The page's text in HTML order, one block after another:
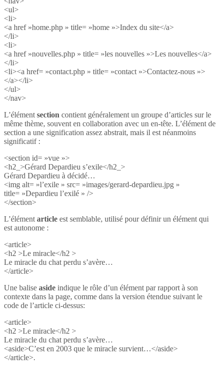
<ul>
<li>
<a href »home.php » title= »home »>Index du site</a>
</li>
<li>
<a href »nouvelles.php » title= »les nouvelles »>Les nouvelles</a>
</li>
<li><a href= »contact.php » title= »contact »>Contactez-nous »>
</a></li>
</ul>
</nav>
L’élément section contient généralement un groupe d’articles sur le
même thème, souvent en collaboration avec un en-tête. L’élément de
section a une signification assez abstrait, mais il est néanmoins
significatif :
<section id= »vue »>
<h2_>Gérard Depardieu s’exile</h2_>
Gérard Depardieu à décidé…
<img alt= »l’exile » src= »images/gerard-depardieu.jpg »
title= »Depardieu l’exilé » />
</section>
L’élément article est semblable, utilisé pour définir un élément qui
est autonome :
<article>
<h2 >Le miracle</h2 >
Le miracle du chat perdu s’avère…
</article>
Une balise aside indique le rôle d’un élément par rapport à son
contexte dans la page, comme dans la version étendue suivant le
code de l’article ci-dessus:
<article>
<h2 >Le miracle</h2 >
Le miracle du chat perdu s’avère…
<aside>C’est en 2003 que le miracle survient…</aside>
</article>.